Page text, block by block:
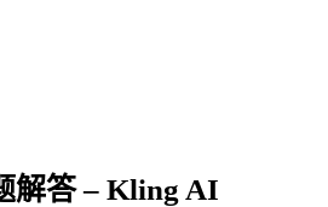
解答 – Kling AI